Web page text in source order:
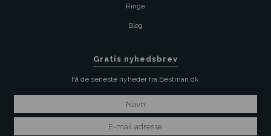
Ringe
Blog
Gratis nyhedsbrev
Få de seneste nyheder fra Bestman.dk